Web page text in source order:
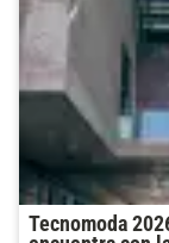
Tecnomoda